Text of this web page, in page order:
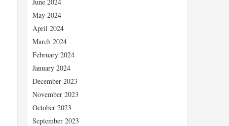
May 2024
April 2024
March 2024
February 2024
January 2024
December 2023
November 2023
October 2023
September 2023